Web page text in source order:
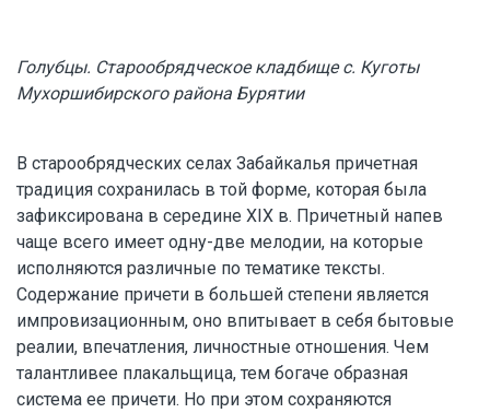
Голубцы. Старообрядческое кладбище с. Куготы
Мухоршибирского района Бурятии
В старообрядческих селах Забайкалья причетная
традиция сохранилась в той форме, которая была
зафиксирована в середине XIX в. Причетный напев
чаще всего имеет одну-две мелодии, на которые
исполняются различные по тематике тексты.
Содержание причети в большей степени является
импровизационным, оно впитывает в себя бытовые
реалии, впечатления, личностные отношения. Чем
талантливее плакальщица, тем богаче образная
система ее причети. Но при этом сохраняются